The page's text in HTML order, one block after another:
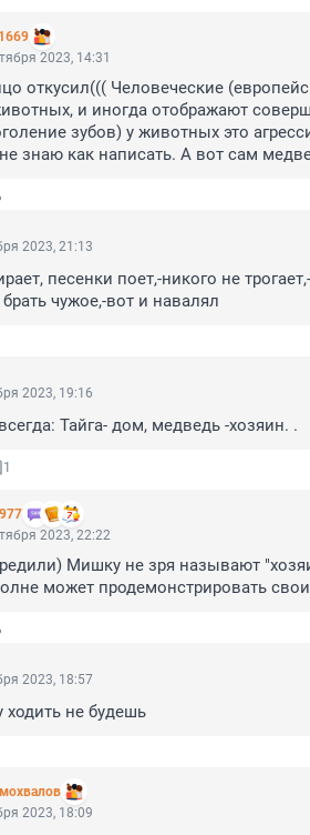
2023, 14:31
откусил((( Человеческие
и иногда отображают
зубов) у животных это
знаю как написать. А вот сам
2023, 21:13
песенки поет,-никого не
чужое,-вот и навалял
2023, 19:16
Тайга- дом, медведь -хозяин. .
1
2023, 22:22
Мишку не зря называют
может продемонстрировать
2023, 18:57
ходить не будешь
2023, 18:09